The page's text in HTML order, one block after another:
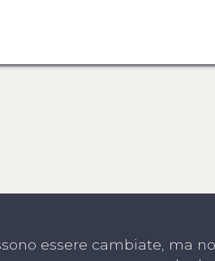
essere cambiate, ma